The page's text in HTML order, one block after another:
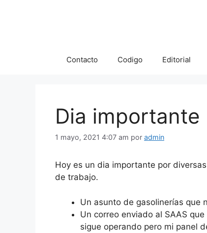
Contacto Codigo Editorial
Dia importante
1 mayo, 2021 4:07 am por admin
Hoy es un dia importante por
de trabajo.
Un asunto de gasolinerías que
Un correo enviado al SAAS
sigue operando pero mi panel